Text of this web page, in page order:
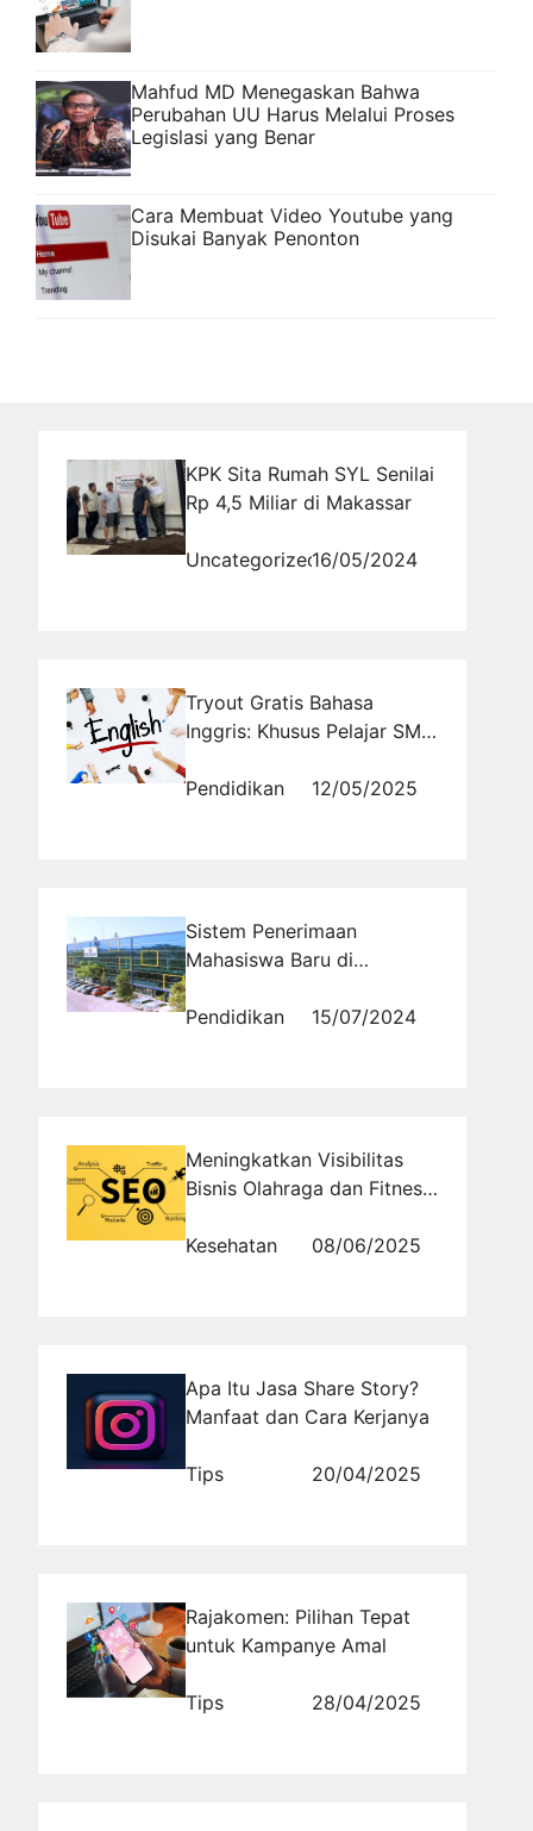
Mahfud MD Menegaskan Bahwa
Perubahan UU Harus Melalui Proses
Legislasi yang Benar
Cara Membuat Video Youtube yang
Disukai Banyak Penonton
KPK Sita Rumah SYL Senilai
Rp 4,5 Miliar di Makassar
Uncategorized16/05/2024
Tryout Gratis Bahasa
Inggris: Khusus Pelajar SMA
Nasional
Pendidikan 12/05/2025
Sistem Penerimaan
Mahasiswa Baru di
Bandung
Pendidikan 15/07/2024
Meningkatkan Visibilitas
Bisnis Olahraga dan Fitness
Digital yang Efektif
Kesehatan 08/06/2025
Apa Itu Jasa Share Story?
Manfaat dan Cara Kerjanya
Tips 20/04/2025
Rajakomen: Pilihan Tepat
untuk Kampanye Amal
Tips 28/04/2025